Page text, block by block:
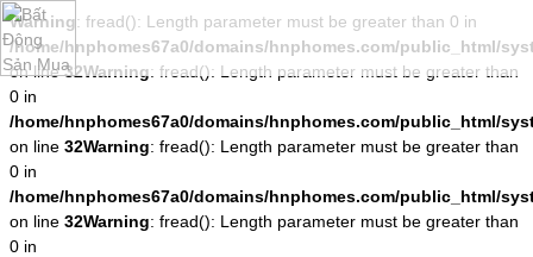
Warning: fread(): Length parameter must be greater than 0 in
/home/hnphomes67a0/domains/hnphomes.com/public_html/
on line32Warning: fread(): Length parameter must be greater than
0 in
/home/hnphomes67a0/domains/hnphomes.com/public_html/
on line 32Warning: fread(): Length parameter must be greater than
0 in
/home/hnphomes67a0/domains/hnphomes.com/public_html/
on line 32Warning: fread(): Length parameter must be greater than
0 in